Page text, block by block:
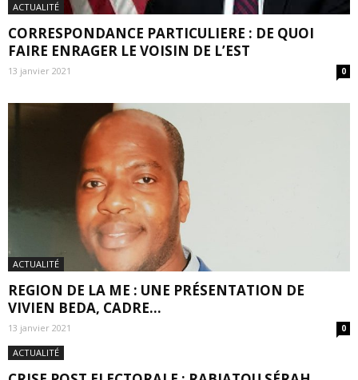
ACTUALITÉ
CORRESPONDANCE PARTICULIERE : DE QUOI
FAIRE ENRAGER LE VOISIN DE L’EST
13 janvier 2021 0
ACTUALITÉ
REGION DE LA ME : UNE PRÉSENTATION DE
VIVIEN BEDA, CADRE...
13 janvier 2021 0
ACTUALITÉ